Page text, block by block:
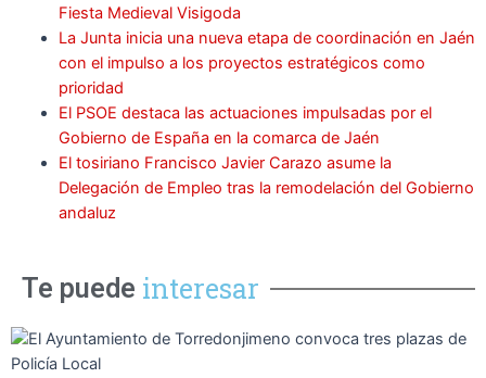
Fiesta Medieval Visigoda
La Junta inicia una nueva etapa de coordinación en Jaén
con el impulso a los proyectos estratégicos como
prioridad
El PSOE destaca las actuaciones impulsadas por el
Gobierno de España en la comarca de Jaén
El tosiriano Francisco Javier Carazo asume la
Delegación de Empleo tras la remodelación del Gobierno
andaluz
Te puede interesar